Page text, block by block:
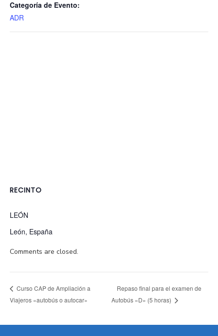
Categoría de Evento:
ADR
RECINTO
LEÓN
León, España
Comments are closed.
Curso CAP de Ampliación a
Viajeros «autobús o autocar»
Repaso final para el examen de
Autobús «D» (5 horas)